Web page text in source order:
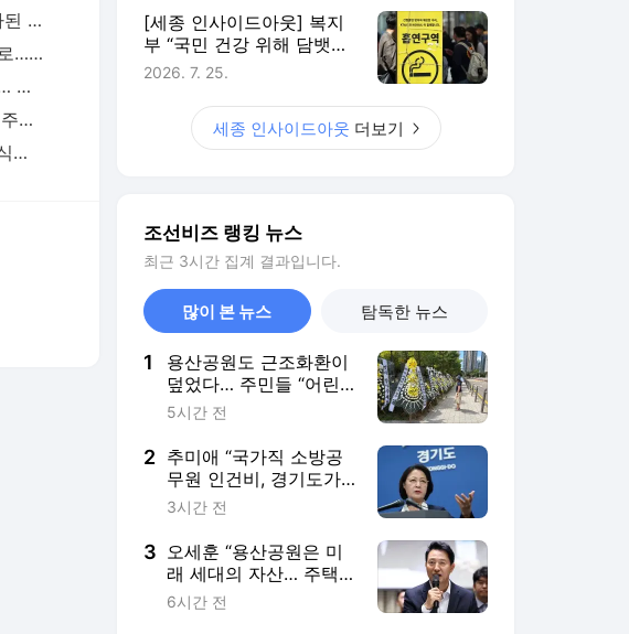
[르포] 부동산 공급 대책에 뜨거운 감자된 ‘용산공원’… 시민들은 “녹지 지켜야”
도수치료 막으니 신장분사·체외충격파로… 비급여 ‘풍선효과’
[시승기] 680마력에 세단 같은 승차감… 볼보 전기 SUV ‘EX90’
애플, 日서 아이폰 가격 올리자 중고폰 주문량 2배 껑충… 리퍼폰 패널은 신제품용 추월
“파혼할까요?…결혼자금 5500만원 주식으로 날린 예비신부
[세종 인사이드아웃] 복지
부 “국민 건강 위해 담뱃값
올려야” VS 재경부 “물가
2026. 7. 25.
세종 인사이드아웃 더보기
조선비즈 랭킹 뉴스
최근 3시간 집계 결과입니다.
많이 본 뉴스 탐독한 뉴스
1
용산공원도 근조화환이
덮었다… 주민들 “어린
이정원에 주택 안 돼”
5시간 전
2 추미애 “국가직 소방공
무원 인건비, 경기도가 1
조원 이상 부담… 재정
3시간 전
3 오세훈 “용산공원은 미
래 세대의 자산… 주택
건설, 지속 가능한 정책
6시간 전